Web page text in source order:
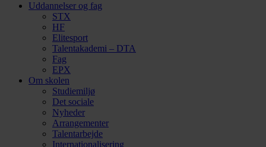
Uddannelser og fag
STX
HF
Elitesport
Talentakademi – DTA
Fag
EPX
Om skolen
Studiemiljø
Det sociale
Nyheder
Arrangementer
Talentarbejde
Internationalisering